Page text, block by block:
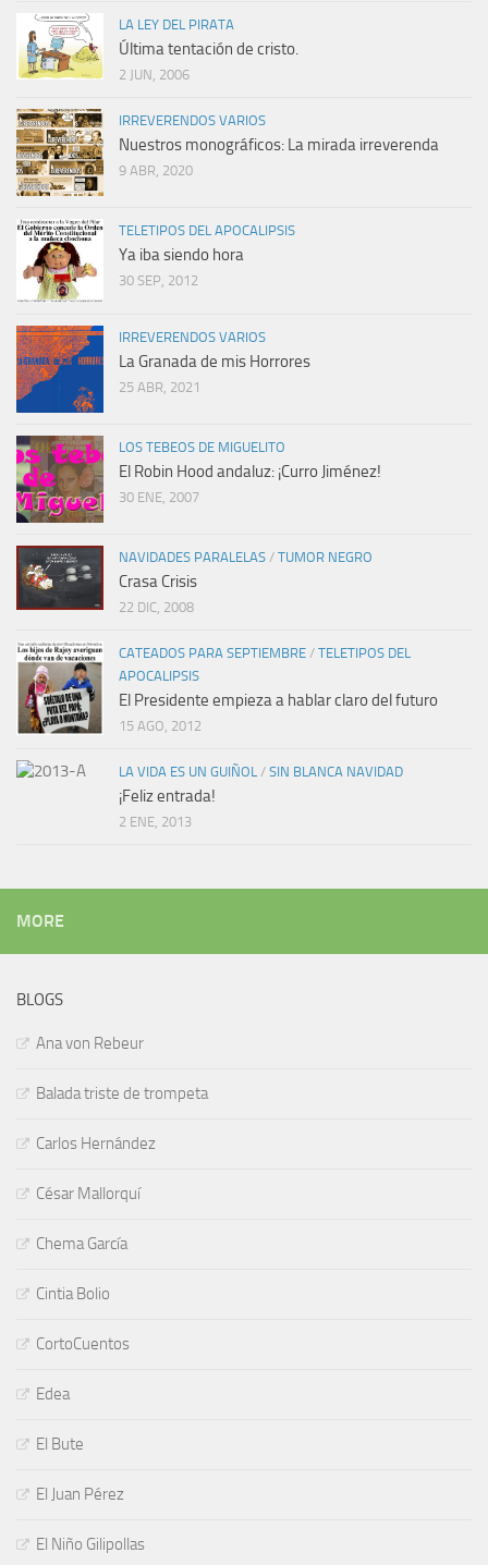
LA LEY DEL PIRATA
Última tentación de cristo.
2 JUN, 2006
IRREVERENDOS VARIOS
Nuestros monográficos: La mirada irreverenda
9 ABR, 2020
TELETIPOS DEL APOCALIPSIS
Ya iba siendo hora
30 SEP, 2012
IRREVERENDOS VARIOS
La Granada de mis Horrores
25 ABR, 2021
LOS TEBEOS DE MIGUELITO
El Robin Hood andaluz: ¡Curro Jiménez!
30 ENE, 2007
NAVIDADES PARALELAS / TUMOR NEGRO
Crasa Crisis
22 DIC, 2008
CATEADOS PARA SEPTIEMBRE / TELETIPOS DEL
APOCALIPSIS
El Presidente empieza a hablar claro del futuro
15 AGO, 2012
LA VIDA ES UN GUIÑOL / SIN BLANCA NAVIDAD
¡Feliz entrada!
2 ENE, 2013
MORE
BLOGS
Ana von Rebeur
Balada triste de trompeta
Carlos Hernández
César Mallorquí
Chema García
Cintia Bolio
CortoCuentos
Edea
El Bute
El Juan Pérez
El Niño Gilipollas